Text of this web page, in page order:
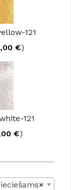
121
€)
121
€)
×